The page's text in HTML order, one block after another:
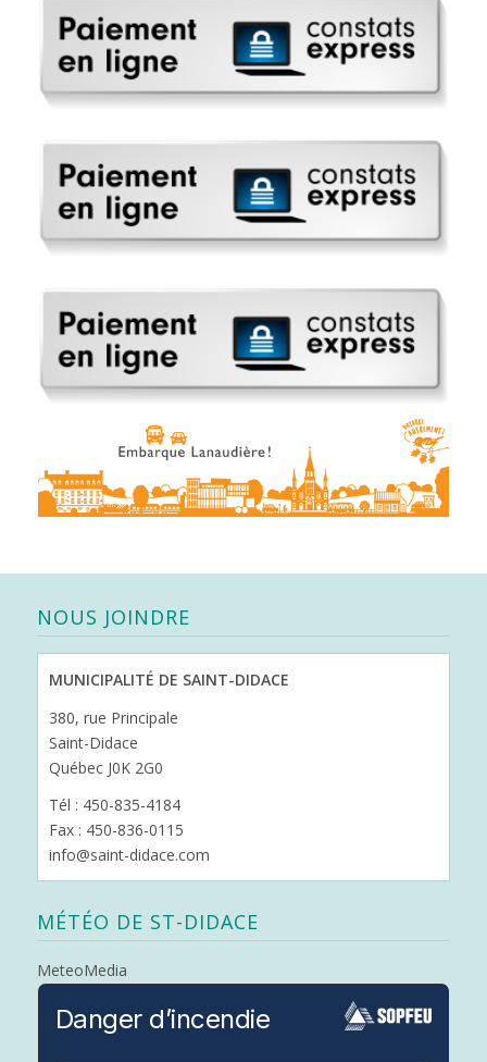
NOUS JOINDRE
MUNICIPALITÉ DE SAINT-DIDACE
380, rue Principale
Saint-Didace
Québec J0K 2G0
Tél : 450-835-4184
Fax : 450-836-0115
info@saint-didace.com
MÉTÉO DE ST-DIDACE
MeteoMedia
Danger d’incendie